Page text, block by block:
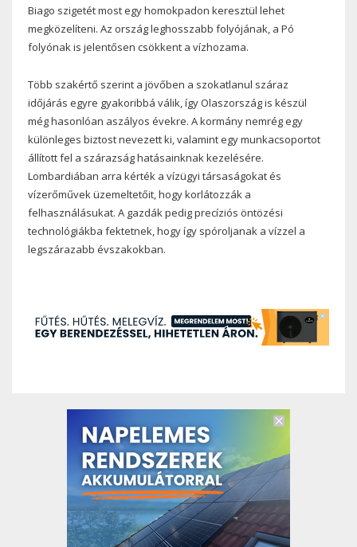
Biago szigetét most egy homokpadon keresztül lehet
megközelíteni. Az ország leghosszabb folyójának, a Pó
folyónak is jelentősen csökkent a vízhozama.
Több szakértő szerint a jövőben a szokatlanul száraz
időjárás egyre gyakoribbá válik, így Olaszország is készül
még hasonlóan aszályos évekre. A kormány nemrég egy
különleges biztost nevezett ki, valamint egy munkacsoportot
állított fel a szárazság hatásainknak kezelésére.
Lombardiában arra kérték a vízügyi társaságokat és
vízerőművek üzemeltetőit, hogy korlátozzák a
felhasználásukat. A gazdák pedig precíziós öntözési
technológiákba fektetnek, hogy így spóroljanak a vízzel a
legszárazabb évszakokban.